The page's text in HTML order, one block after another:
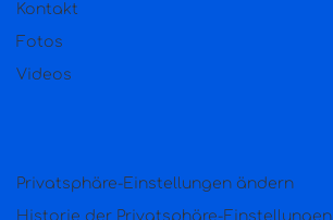
Kontakt
Fotos
Videos
Privatsphäre-Einstellungen ändern
Historie der Privatsphäre-Einstellungen